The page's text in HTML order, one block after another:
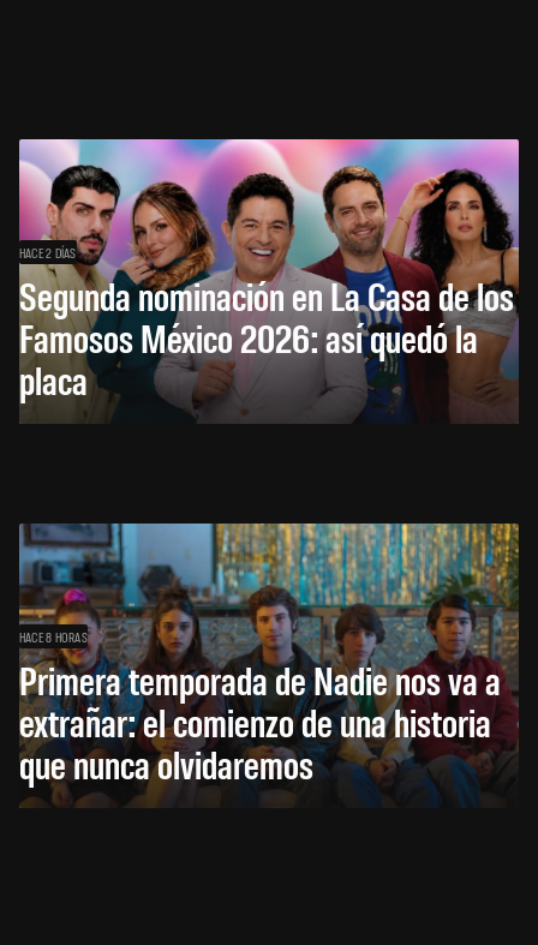
HACE 2 DÍAS
Segunda nominación en La Casa de los
Famosos México 2026: así quedó la
placa
HACE 8 HORAS
Primera temporada de Nadie nos va a
extrañar: el comienzo de una historia
que nunca olvidaremos